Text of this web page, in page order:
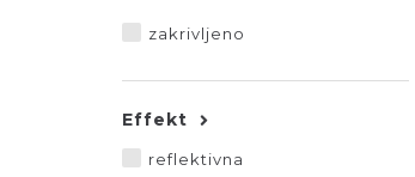
zakrivljeno
Effekt
reflektivna